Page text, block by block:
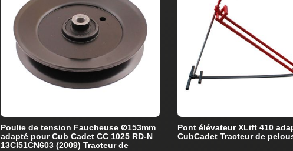
Poulie de tension Faucheuse Ø153mm
adapté pour Cub Cadet CC 1025 RD-N
13CI51CN603 (2009) Tracteur de
Pont élévateur XLift 410
CubCadet Tracteur de